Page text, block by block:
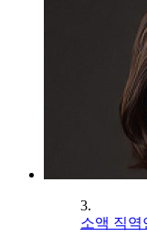
3.
소액 직역